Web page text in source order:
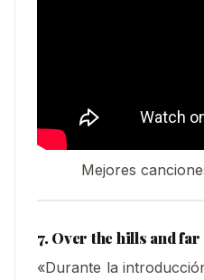
Mejores
7. Over the hills and far
«Durante la